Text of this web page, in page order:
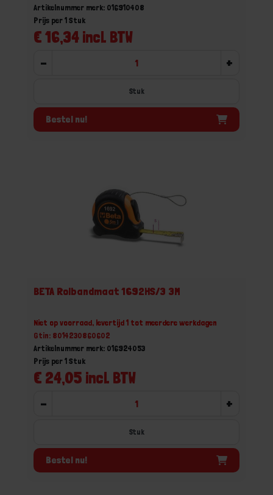
Artikelnummer merk: 016910408
€ 16,34 incl. BTW
Prijs per 1 Stuk
- +
Stuk
Bestel nu!
BETA Rolbandmaat 1692HS/3 3M
Niet op voorraad, levertijd 1 tot meerdere werkdagen
Gtin: 8014230860602
Artikelnummer merk: 016924053
€ 24,05 incl. BTW
Prijs per 1 Stuk
- +
Stuk
Bestel nu!